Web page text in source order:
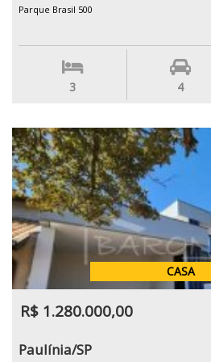
Parque Brasil 500
3 4
CASA
R$ 1.280.000,00
Paulínia/SP